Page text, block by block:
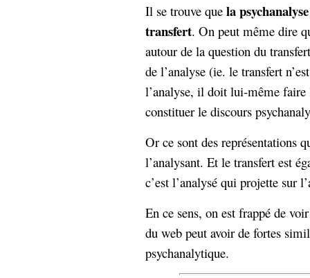
Il se trouve que la
transfert. On peut même dire
autour de la question du
de l’analyse (ie. le transfert
l’analyse, il doit lui-même faire
constituer le discours
Or ce sont des représentations
l’analysant. Et le transfert est
c’est l’analysé qui projette sur
En ce sens, on est frappé de
du web peut avoir de fortes
psychanalytique.